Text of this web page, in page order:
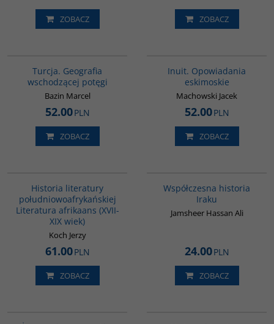
ZOBACZ ZOBACZ
Turcja. Geografia
wschodzącej potęgi
Bazin Marcel
52.00PLN
ZOBACZ
Inuit. Opowiadania
eskimoskie
Machowski Jacek
52.00PLN
ZOBACZ
Historia literatury
południowoafrykańskiej
Literatura afrikaans (XVII-
XIX wiek)
Koch Jerzy
61.00PLN
ZOBACZ
Współczesna historia
Iraku
Jamsheer Hassan Ali
24.00PLN
ZOBACZ